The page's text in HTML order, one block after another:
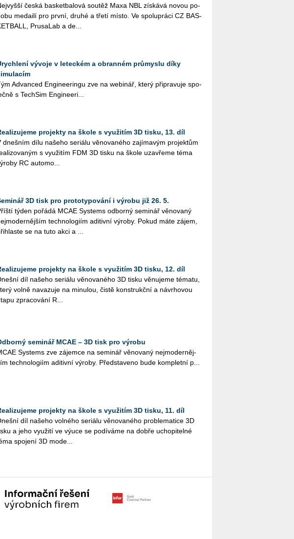
česká bas­ket­ba­lo­vá sou­těž Maxa NBL zís­ká­vá novou po­
me­dai­lí pro první, druhé a třetí místo. Ve spo­lu­prá­ci CZ BAS­
Prusa­Lab a de­...
vývoje v leteckém a obranném průmyslu díky
Advan­ced En­gi­nee­rin­gu zve na webi­nář, který při­pra­vu­je spo­
s Tech­Si­m Engineeri...
projekty na škole s využitím 3D tisku, 13. díl
dneš­ním dílu na­še­ho se­ri­á­lu vě­no­va­né­ho za­jí­ma­vým pro­jek­tům
s vy­u­ži­tím FDM 3D tisku na škole uza­vře­me téma
RC au­to­mo­...
3D tisk pro prototypování i výrobu již 26. 5.
týden po­řá­dá MCAE Sys­tems od­bor­ný se­mi­nář vě­no­va­ný
tech­no­lo­giím adi­tiv­ní vý­ro­by. Pokud máte zájem,
se na tuto akci a ...
projekty na škole s využitím 3D tisku, 12. díl
díl na­še­ho se­ri­á­lu vě­no­va­né­ho 3D tisku vě­nu­je­me té­ma­tu,
volně na­va­zu­je na mi­nu­lou, čistě kon­strukč­ní a ná­vr­ho­vou
zpra­co­vá­ní R...
seminář MCAE – 3D tisk pro výrobu
Sys­tems zve zá­jem­ce na se­mi­nář vě­no­va­ný nej­mo­der­něj­
tech­no­lo­giím adi­tiv­ní vý­ro­by. Před­sta­ve­no bude kom­plet­ní p...
projekty na škole s využitím 3D tisku, 11. díl
díl na­še­ho vol­né­ho se­ri­á­lu vě­no­va­né­ho pro­ble­ma­ti­ce 3D
a jeho vy­u­ži­tí ve výuce se po­dí­vá­me na dobře ucho­pi­tel­né
spo­je­ní 3D mo­de...